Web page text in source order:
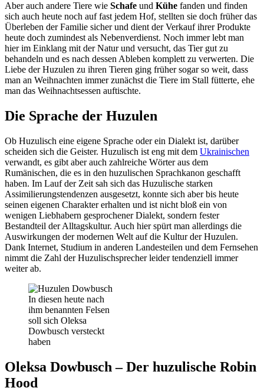
Aber auch andere Tiere wie Schafe und Kühe fanden und finden
sich auch heute noch auf fast jedem Hof, stellten sie doch früher das
Überleben der Familie sicher und dient der Verkauf ihrer Produkte
heute doch zumindest als Nebenverdienst. Noch immer lebt man
hier im Einklang mit der Natur und versucht, das Tier gut zu
behandeln und es nach dessen Ableben komplett zu verwerten. Die
Liebe der Huzulen zu ihren Tieren ging früher sogar so weit, dass
man an Weihnachten immer zunächst die Tiere im Stall fütterte, ehe
man das Weihnachtsessen auftischte.
Die Sprache der Huzulen
Ob Huzulisch eine eigene Sprache oder ein Dialekt ist, darüber
scheiden sich die Geister. Huzulisch ist eng mit dem Ukrainischen
verwandt, es gibt aber auch zahlreiche Wörter aus dem
Rumänischen, die es in den huzulischen Sprachkanon geschafft
haben. Im Lauf der Zeit sah sich das Huzulische starken
Assimilierungstendenzen ausgesetzt, konnte sich aber bis heute
seinen eigenen Charakter erhalten und ist nicht bloß ein von
wenigen Liebhabern gesprochener Dialekt, sondern fester
Bestandteil der Alltagskultur. Auch hier spürt man allerdings die
Auswirkungen der modernen Welt auf die Kultur der Huzulen.
Dank Internet, Studium in anderen Landesteilen und dem Fernsehen
nimmt die Zahl der Huzulischsprecher leider tendenziell immer
weiter ab.
In diesen heute nach
ihm benannten Felsen
soll sich Oleksa
Dowbusch versteckt
haben
Oleksa Dowbusch – Der huzulische Robin
Hood